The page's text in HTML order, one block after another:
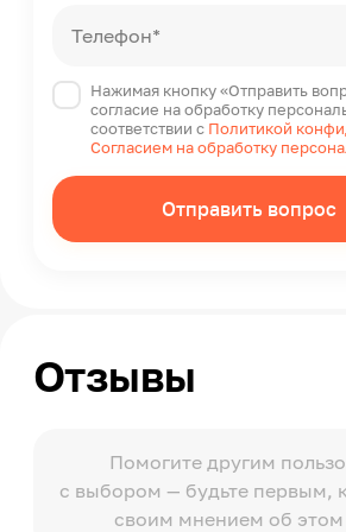
Телефон*
Нажимая кнопку «Отправить
согласие на обработку
соответствии с Политикой
Согласием на обработку
Отправить вопрос
Отзывы
Помогите другим
с выбором — будьте первым,
своим мнением об этом